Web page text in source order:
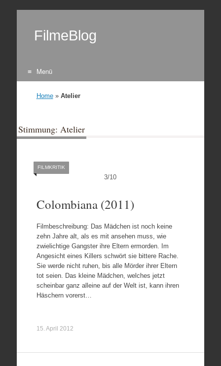
FilmeBlog
Menü
Home» Atelier
Stimmung: Atelier
3/10
FILMKRITIK
Colombiana (2011)
Filmbeschreibung: Das Mädchen ist noch keine
zehn Jahre alt, als es mit ansehen muss, wie
zwielichtige Gangster ihre Eltern ermorden. Im
Angesicht eines Killers schwört sie bittere Rache.
Sie werde nicht ruhen, bis alle Mörder ihrer Eltern
tot seien. Das kleine Mädchen, welches jetzt
scheinbar ganz alleine auf der Welt ist, kann ihren
Häschern vorerst…
15. April 2012